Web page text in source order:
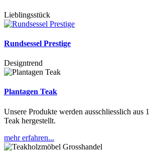
Lieblingsstück
Rundsessel Prestige
Designtrend
Plantagen Teak
Unsere Produkte werden ausschliesslich aus
Teak hergestellt.
mehr erfahren...